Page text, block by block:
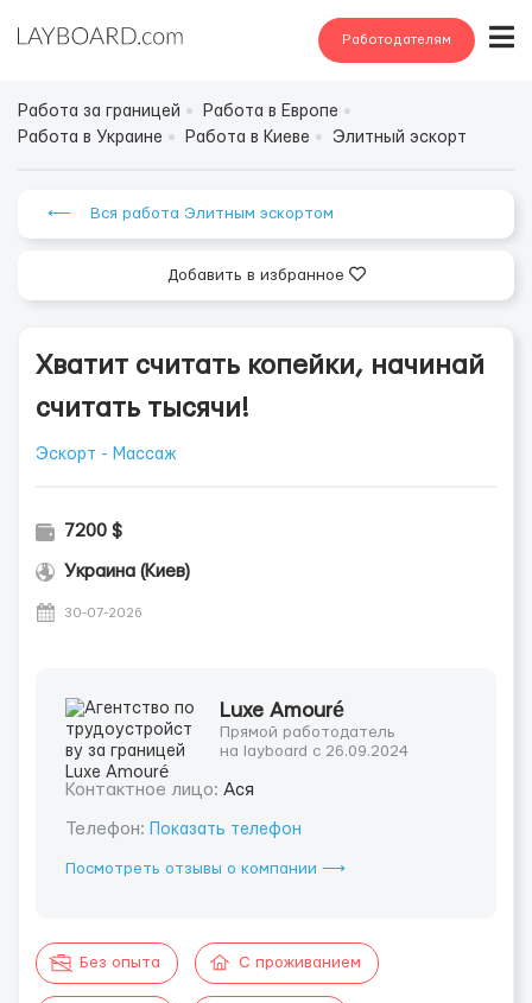
Работодателям
Работа за границей
Работа в Европе
Работа в Украине
Работа в Киеве Элитный эскорт
⟵ Вся работа Элитным эскортом
Добавить в избранное
Хватит считать копейки, начинай
считать тысячи!
Эскорт - Массаж
7200 $
Украина (Киев)
30-07-2026
Luxe Amouré
Прямой работодатель
на layboard с 26.09.2024
Контактное лицо: Ася
Телефон: Показать телефон
Посмотреть отзывы о компании ⟶
Без опыта С проживанием